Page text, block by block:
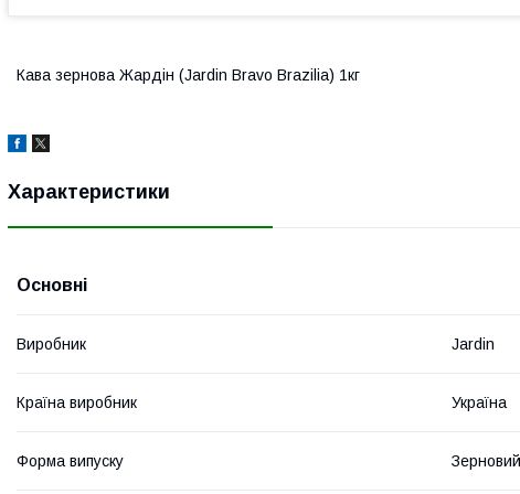
Кава зернова Жардін (Jardin Bravo Brazilia) 1кг
Характеристики
Основні
Виробник Jardin
Країна виробник Україна
Форма випуску Зерновий